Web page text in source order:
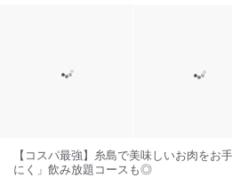
【コスパ最強】糸島で美味しいお肉をお
にく」飲み放題コースも◎